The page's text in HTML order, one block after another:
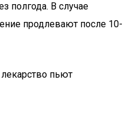
полгода. В случае
продлевают после 10-
пьют